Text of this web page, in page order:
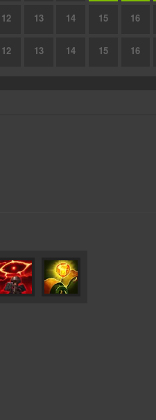
12 13 14 15 16
12 13 14 15 16